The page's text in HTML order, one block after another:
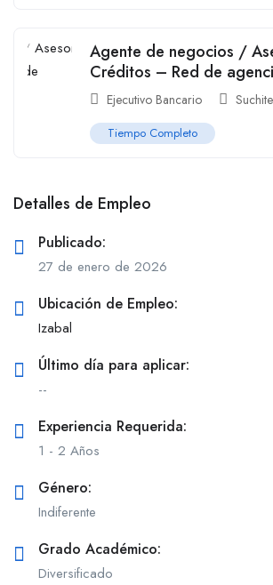
Agente de negocios /
Créditos – Red de
Ejecutivo Bancario
Tiempo Completo
Detalles de Empleo
Publicado:
27 de enero de 2026
Ubicación de Empleo:
Izabal
Último día para aplicar:
--
Experiencia Requerida:
1 - 2 Años
Género:
Indiferente
Grado Académico:
Diversificado